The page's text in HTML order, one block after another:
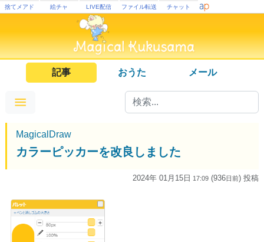
捨てメアド 絵チャ LIVE配信 ファイル転送 チャット
記事 おうた メール
MagicalDraw
カラーピッカーを改良しました
2024年 01月15日 17:09 (936日前) 投稿